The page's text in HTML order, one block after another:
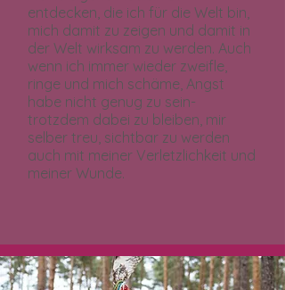
entdecken, die ich für die Welt bin,
mich damit zu zeigen und damit in
der Welt wirksam zu werden. Auch
wenn ich immer wieder zweifle,
ringe und mich schäme, Angst
habe nicht genug zu sein-
trotzdem dabei zu bleiben, mir
selber treu, sichtbar zu werden
auch mit meiner Verletzlichkeit und
meiner Wunde.